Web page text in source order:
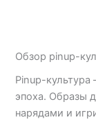
Обзор pinup-
Pinup-культура
эпоха. Образы
нарядами и